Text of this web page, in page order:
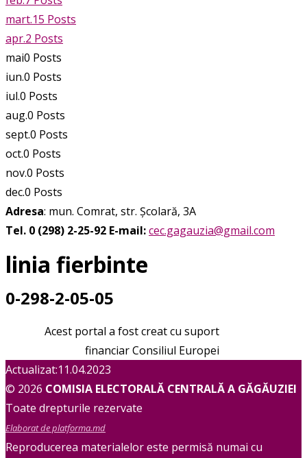
mart.15 Posts
apr.2 Posts
mai0 Posts
iun.0 Posts
iul.0 Posts
aug.0 Posts
sept.0 Posts
oct.0 Posts
nov.0 Posts
dec.0 Posts
Adresa: mun. Comrat, str. Școlară, 3A
Tel. 0 (298) 2-25-92 E-mail:cec.gagauzia@gmail.com
linia fierbinte
0-298-2-05-05
Acest portal a fost creat cu suport
financiar Consiliul Europei
Actualizat:11.04.2023
© 2026 COMISIA ELECTORALĂ CENTRALĂ A GĂGĂUZIEI
Toate drepturile rezervate
Elaborat de platforma.md
Reproducerea materialelor este permisă numai cu